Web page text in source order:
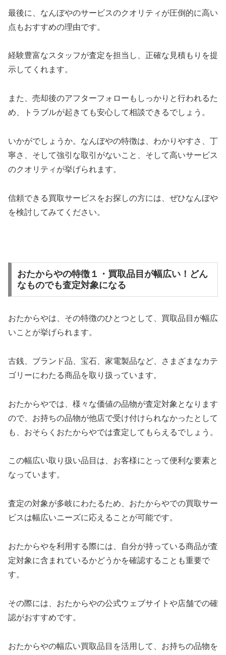
最後に、なんぼやのサービスのクオリティが圧倒的に高い
点もおすすめの理由です。
経験豊富なスタッフが査定を担当し、正確な見積もりを提
示してくれます。
また、売却後のアフターフォローもしっかりと行われるた
め、トラブルが起きても安心して相談できるでしょう。
いかがでしょうか。なんぼやの特徴は、わかりやすさ、丁
寧さ、そして強引な取引がないこと、そして高いサービス
のクオリティが挙げられます。
信頼できる買取サービスをお探しの方には、ぜひなんぼや
を検討してみてください。
おたからやの特徴１・買取品目が幅広い！どん
なものでも査定対象になる
おたからやは、その特徴のひとつとして、買取品目が幅広
いことが挙げられます。
古銭、ブランド品、宝石、家電製品など、さまざまなカテ
ゴリーにわたる商品を取り扱っています。
おたからやでは、様々な価値の品物が査定対象となります
ので、お持ちの品物が他店で受け付けられなかったとして
も、おそらくおたからやでは査定してもらえるでしょう。
この幅広い取り扱い品目は、お客様にとって便利な要素と
なっています。
査定の対象が多岐にわたるため、おたからやでの買取サー
ビスは幅広いニーズに応えることが可能です。
おたからやを利用する際には、自分が持っている商品が査
定対象に含まれているかどうかを確認することも重要で
す。
その際には、おたからやの公式ウェブサイトや店舗での確
認がおすすめです。
おたからやの幅広い買取品目を活用して、お持ちの品物を